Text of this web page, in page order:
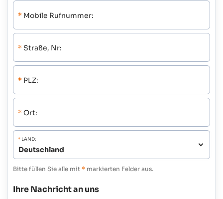
* Mobile Rufnummer:
* Straße, Nr:
* PLZ:
* Ort:
* LAND:
Bitte füllen Sie alle mit * markierten Felder aus.
Ihre Nachricht an uns